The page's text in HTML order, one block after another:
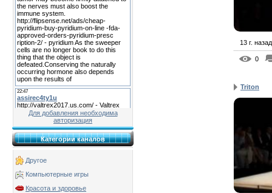
Для добавления необходима
авторизация
Категории каналов
Другое
Компьютерные игры
Красота и здоровье
13 г. назад
0
Triton